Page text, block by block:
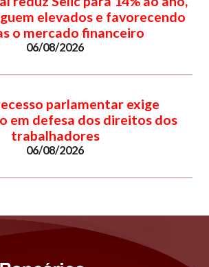
elevados e favorecendo
o mercado financeiro
06/08/2026
parlamentar exige
em defesa dos direitos dos
trabalhadores
06/08/2026